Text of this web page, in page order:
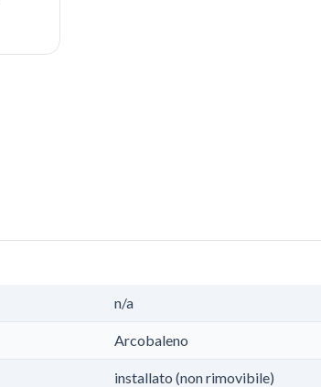
n/a
Arcobaleno
installato (non rimovibile)